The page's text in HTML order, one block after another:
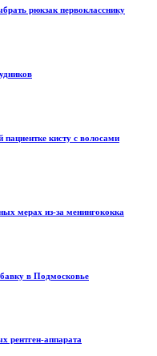
рюкзак первокласснику
кисту с волосами
мерах из-за менингококка
в Подмосковье
рентген-аппарата